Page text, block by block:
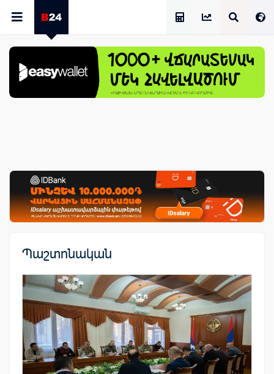
Պաշտոնական